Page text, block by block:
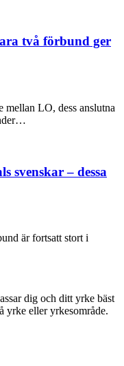
två förbund ger
mellan LO, dess anslutna
svenskar – dessa
är fortsatt stort i
dig och ditt yrke bäst
yrke eller yrkesområde.